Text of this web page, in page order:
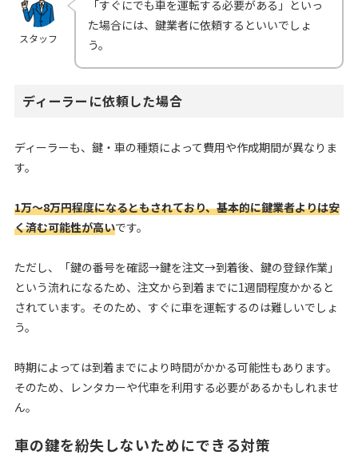
スタッフ
「すぐにでも車を運転する必要がある」といっ
た場合には、鍵業者に依頼するといいでしょ
う。
ディーラーに依頼した場合
ディーラーも、鍵・車の種類によって費用や作成期間が異なりま
す。
1万〜8万円程度になるともされており、基本的に鍵業者よりは安
く済む可能性が高いです。
ただし、「鍵の番号を確認→鍵を注文→到着後、鍵の登録作業」
という流れになるため、注文から到着までに1週間程度かかると
されています。そのため、すぐに車を運転するのは難しいでしょ
う。
時期によっては到着までにより時間がかかる可能性もあります。
そのため、レンタカーや代車を利用する必要があるかもしれませ
ん。
車の鍵を紛失しないためにできる対策